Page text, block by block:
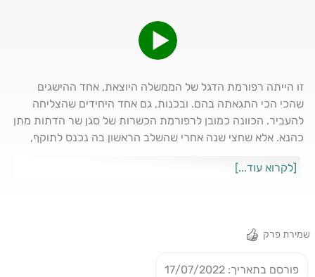
זו הייתה רפורמת הדגל של הממשלה היוצאת, אחד ההישגים
שהכי הכי התגאתה בהם. ובכנות, גם אחד היחידים שהצליחה
להעביר. הכוונה כמובן לרפורמת הכשרות של סגן שר הדתות מתן
כהנא. אלא שחצי שנה אחרי שהשלב הראשון בה נכנס לתוקף,
ננסה להבין בעזרת תומר בן צבי מארגון כושרות, כיצד רפורמת
[לקרוא עוד...]
שמירת פרק
פורסם בתאריך: 17/07/2022